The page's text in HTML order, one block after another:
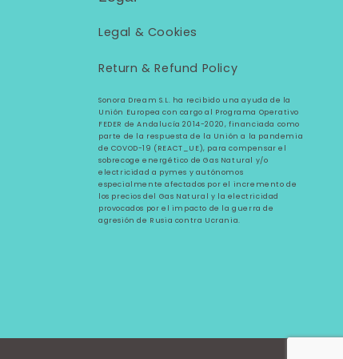
Legal & Cookies
Return & Refund Policy
Sonora Dream S.L. ha recibido una ayuda de la
Unión Europea con cargo al Programa Operativo
FEDER de Andalucía 2014-2020, financiada como
parte de la respuesta de la Unión a la pandemia
de COVOD-19 (REACT_UE), para compensar el
sobrecoge energético de Gas Natural y/o
electricidad a pymes y autónomos
especialmente afectados por el incremento de
los precios del Gas Natural y la electricidad
provocados por el impacto de la guerra de
agresión de Rusia contra Ucrania.